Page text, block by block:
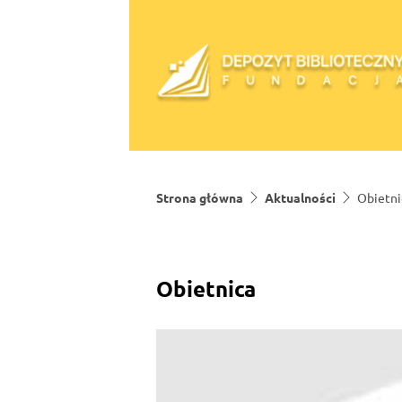
Strona główna Aktualności
Obietnica